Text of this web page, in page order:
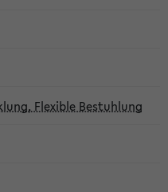
Flexible Bestuhlung